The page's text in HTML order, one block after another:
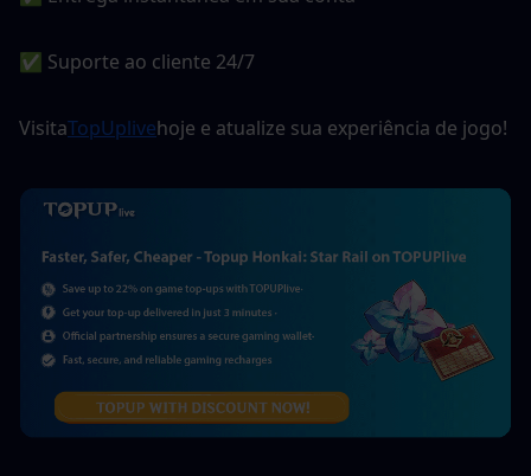
✅ Suporte ao cliente 24/7
VisitaTopUplivehoje e atualize sua experiência de jogo!